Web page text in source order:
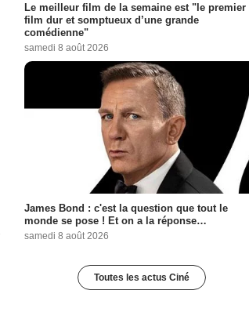
Le meilleur film de la semaine est "le premier
film dur et somptueux d’une grande
comédienne"
samedi 8 août 2026
James Bond : c'est la question que tout le
monde se pose ! Et on a la réponse…
samedi 8 août 2026
Toutes les actus Ciné